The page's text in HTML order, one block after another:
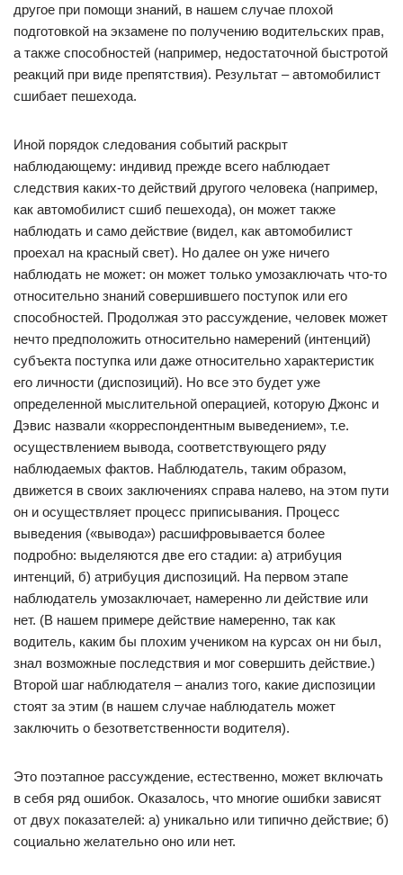
другое при помощи знаний, в нашем случае плохой
подготовкой на экзамене по получению водительских прав,
а также способностей (например, недостаточной быстротой
реакций при виде препятствия). Результат – автомобилист
сшибает пешехода.
Иной порядок следования событий раскрыт
наблюдающему: индивид прежде всего наблюдает
следствия каких-то действий другого человека (например,
как автомобилист сшиб пешехода), он может также
наблюдать и само действие (видел, как автомобилист
проехал на красный свет). Но далее он уже ничего
наблюдать не может: он может только умозаключать что-то
относительно знаний совершившего поступок или его
способностей. Продолжая это рассуждение, человек может
нечто предположить относительно намерений (интенций)
субъекта поступка или даже относительно характеристик
его личности (диспозиций). Но все это будет уже
определенной мыслительной операцией, которую Джонс и
Дэвис назвали «корреспондентным выведением», т.е.
осуществлением вывода, соответствующего ряду
наблюдаемых фактов. Наблюдатель, таким образом,
движется в своих заключениях справа налево, на этом пути
он и осуществляет процесс приписывания. Процесс
выведения («вывода») расшифровывается более
подробно: выделяются две его стадии: а) атрибуция
интенций, б) атрибуция диспозиций. На первом этапе
наблюдатель умозаключает, намеренно ли действие или
нет. (В нашем примере действие намеренно, так как
водитель, каким бы плохим учеником на курсах он ни был,
знал возможные последствия и мог совершить действие.)
Второй шаг наблюдателя – анализ того, какие диспозиции
стоят за этим (в нашем случае наблюдатель может
заключить о безответственности водителя).
Это поэтапное рассуждение, естественно, может включать
в себя ряд ошибок. Оказалось, что многие ошибки зависят
от двух показателей: а) уникально или типично действие; б)
социально желательно оно или нет.